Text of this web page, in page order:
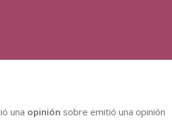
una opinión sobre emitió una opinión